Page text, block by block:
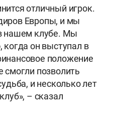
отличный игрок.
Европы, и мы
нашем клубе. Мы
когда он выступал в
положение
позволить
и несколько лет
– сказал